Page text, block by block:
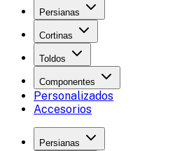
Persianas
Cortinas
Toldos
Componentes
Personalizados
Accesorios
Persianas